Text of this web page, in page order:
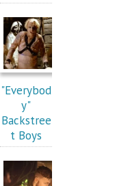
"Everybod
y"
Backstree
t Boys